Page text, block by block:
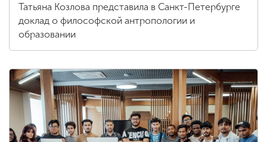
Татьяна Козлова представила в Санкт-Петербурге
доклад о философской антропологии и
образовании